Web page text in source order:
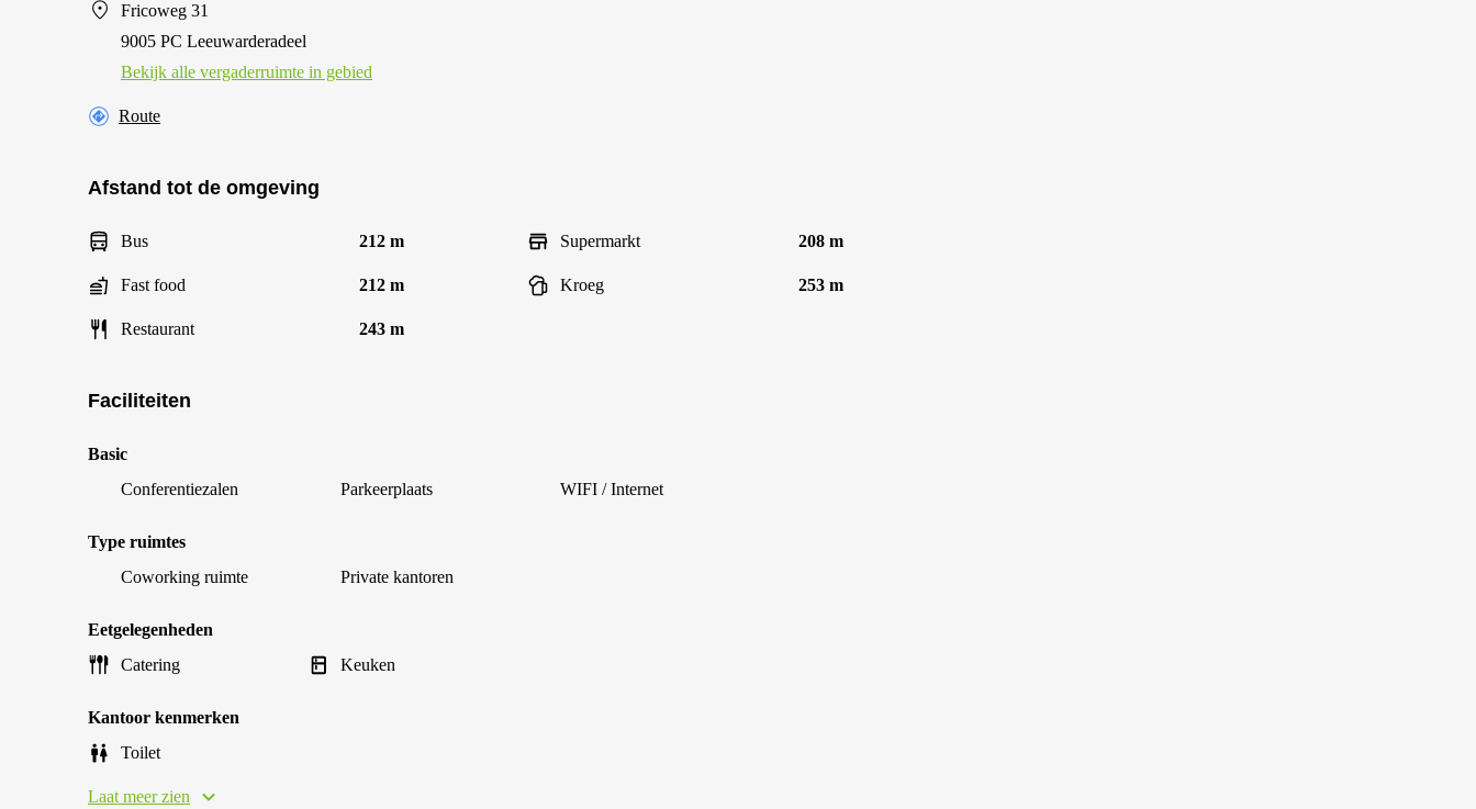
Fricoweg 31
9005 PC Leeuwarderadeel
Bekijk alle vergaderruimte in gebied
Route
Afstand tot de omgeving
Bus 212 m Supermarkt 208 m
Fast food 212 m Kroeg 253 m
Restaurant 243 m
Faciliteiten
Basic
Conferentiezalen
Parkeerplaats WIFI / Internet
Type ruimtes
Coworking ruimte
Private kantoren
Eetgelegenheden
Catering
Keuken
Kantoor kenmerken
Toilet
Laat meer zien